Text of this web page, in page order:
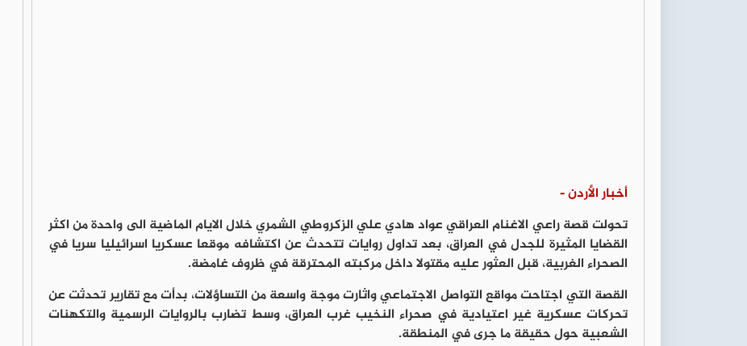
أخبار الأردن -
تحولت قصة راعي الاغنام العراقي عواد هادي علي الزكروطي الشمري خلال الايام الماضية الى واحدة من اكثر
القضايا المثيرة للجدل في العراق، بعد تداول روايات تتحدث عن اكتشافه موقعا عسكريا اسرائيليا سريا في
الصحراء الغربية، قبل العثور عليه مقتولا داخل مركبته المحترقة في ظروف غامضة.
القصة التي اجتاحت مواقع التواصل الاجتماعي واثارت موجة واسعة من التساؤلات، بدأت مع تقارير تحدثت عن
تحركات عسكرية غير اعتيادية في صحراء النخيب غرب العراق، وسط تضارب بالروايات الرسمية والتكهنات
الشعبية حول حقيقة ما جرى في المنطقة.